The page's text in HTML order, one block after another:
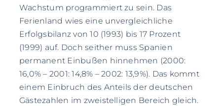
Wachstum programmiert zu sein. Das
Ferienland wies eine unvergleichliche
Erfolgsbilanz von 10 (1993) bis 17 Prozent
(1999) auf. Doch seither muss Spanien
permanent Einbußen hinnehmen (2000:
16,0% – 2001: 14,8% – 2002: 13,9%). Das kommt
einem Einbruch des Anteils der deutschen
Gästezahlen im zweistelligen Bereich gleich.